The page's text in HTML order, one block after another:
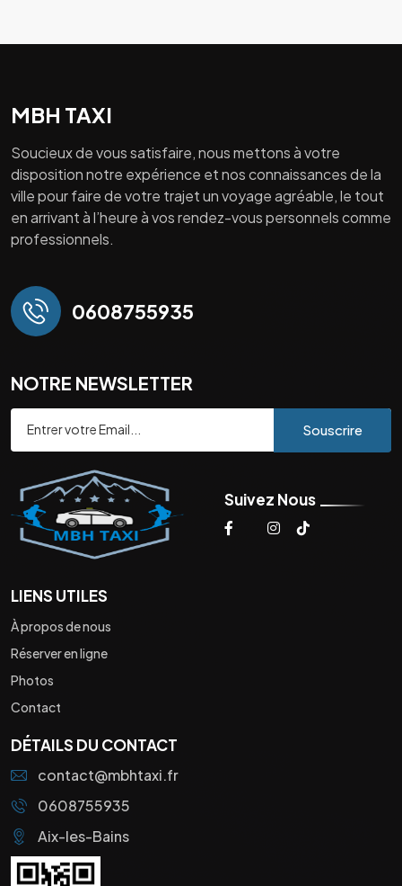
MBH TAXI
Soucieux de vous satisfaire, nous mettons à votre
disposition notre expérience et nos connaissances de la
ville pour faire de votre trajet un voyage agréable, le tout
en arrivant à l’heure à vos rendez-vous personnels comme
professionnels.
0608755935
NOTRE NEWSLETTER
Souscrire
Suivez Nous
LIENS UTILES
À propos de nous
Réserver en ligne
Photos
Contact
DÉTAILS DU CONTACT
contact@mbhtaxi.fr
0608755935
Aix-les-Bains